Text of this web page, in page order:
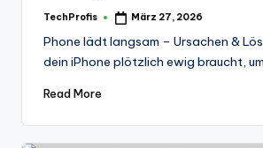
Posted
TechProfis März 27, 2026
Phone lädt langsam – Ursachen &
dein iPhone plötzlich ewig braucht,
Read More